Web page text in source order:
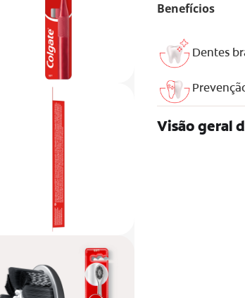
Benefícios
Dentes
Visão geral